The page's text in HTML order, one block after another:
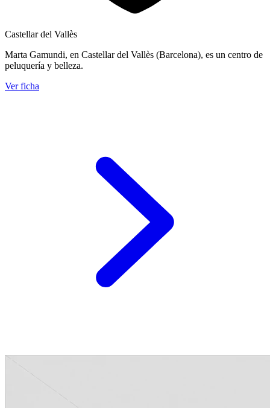
Castellar del Vallès
Marta Gamundi, en Castellar del Vallès (Barcelona), es un centro de
peluquería y belleza.
Ver ficha